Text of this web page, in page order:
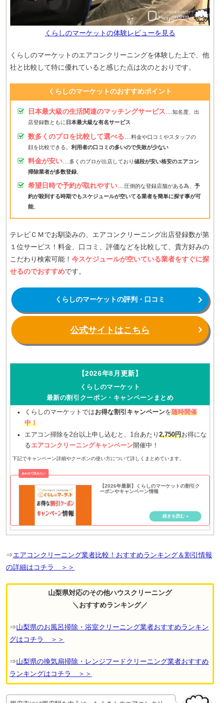
くらしのマーケットの体験レビューを見る
くらしのマーケットのエアコンクリーニングを体験した上で、他
社と比較して特に優れていると感じた点は次のとおりです。
くらしのマーケットのおすすめポイント
日本最大級の生活関連のマッチングサービス
知名度、出
店登録数ともに 日本最大級な有名サービス
数多くのプロを比較して選べる
料金や口コミやスタッフの
顔を比較できる。 利用者の口コミの多いので失敗が少ない
料金が安い… 多くのプロが出店しており値段が安い格安のエアコン
掃除業者が多数登録。
希望日時で予約が取れやすい… 圧倒的な登録店舗がある為、 予
約が殺到する時期でもスケジュールが空いてる業者を簡単に探す事が可
能。
テレビＣＭでお馴染みの、エアコンクリーニング出店登録数が第
１位サービス！料金、口コミ、評価などを比較して、貴方好みの
こだわり検索可能！ 今スケジュールが空いている業者をすぐに探
せるのでおすすめです。
くらしのマーケットの評判・口コミ
公式サイトはこちら
【2026年8月更新】
くらしのマーケット
最新の割引クーポン・キャンペーンまとめ
くらしのマーケットではお得な割引キャンペーンを随時開催
中！
エアコン掃除を2台以上申し込むと、1台あたり 2,750円お得にな
るエアコンクリーニングキャンペーン開催中！
下記でキャンペーン詳細やクーポンの使い方について詳しくまとめています。
【2026年最新】くらしのマーケットの割引ク
ーポンやキャンペーン情報
⇒エアコンクリーニング業者比較！おすすめランキング＆割引情報
の詳細はコチラ ＞＞
山梨県対応のその他ハウスクリーニング
＼おすすめランキング／
⇒山梨県のお風呂掃除・浴室クリーニング業者おすすめランキン
グはコチラ ＞＞
⇒山梨県の換気扇掃除・レンジフードクリーニング業者おすすめ
ランキングはコチラ ＞＞